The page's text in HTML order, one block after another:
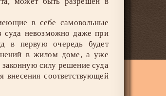
в себе самовольные
суда невозможно даже при
в первую очередь будет
в жилом доме, а уже
силу решение суда
внесения соответствующей